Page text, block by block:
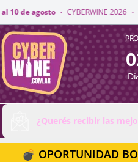
2026 · del 4 al 10 de agosto ·
CyberWine
¿Querés recibir las
💣 OPORTUNIDAD